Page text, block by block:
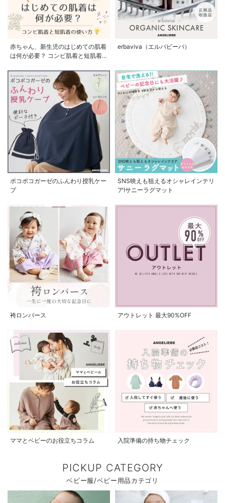
赤ちゃん、新生児のはじめての肌着
は何が必要？ コンビ肌着と短肌着
erbaviva（エルバビーバ）
ポコポコガーゼのふんわり授乳ケー
プ
SNS映えも狙えるオシャレインテリ
ア!サニーラグマット
袴ロンパース アウトレット 最大90%OFF
ママとベビーのお役立ちコラム 入院準備の持ち物チェック
PICKUP CATEGORY
ベビー服/ベビー用品カテゴリ